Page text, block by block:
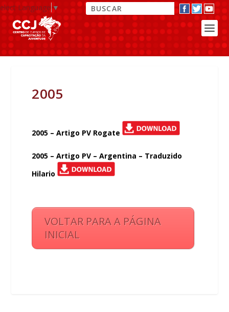
Language▼
2005
2005 – Artigo PV Rogate
2005 – Artigo PV – Argentina – Traduzido
Hilario
VOLTAR PARA A PÁGINA
INICIAL